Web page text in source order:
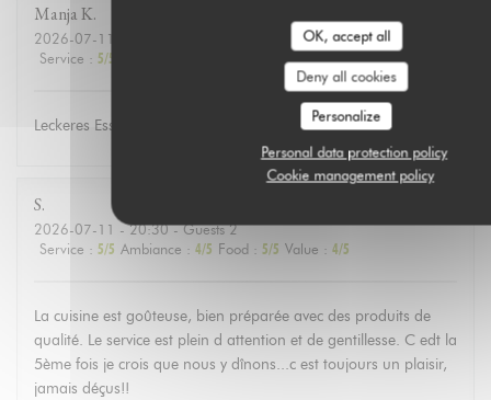
OK, accept all
Deny all cookies
Personalize
Personal data protection policy
Cookie management policy
ManjaK
2026-07-11
Service : 5/5 Value: 5/5
Leckeres Essen, guter Service, schöne Atmosphäre
S
2026-07-11 - 20:30 - Guests 2
Service : 5/5 Ambiance : 4/5 Food : 5/5 Value : 4/5
La cuisine est goûteuse, bien préparée avec des produits de
qualité. Le service est plein d attention et de gentillesse. C edt la
5ème fois je crois que nous y dînons...c est toujours un plaisir,
jamais déçus!!